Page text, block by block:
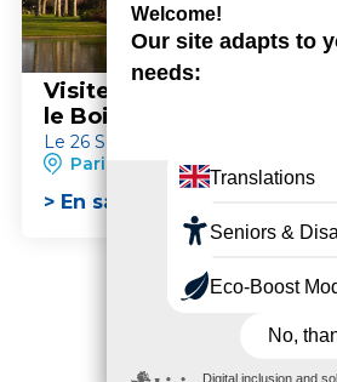
Visite guidée :
le Bois jusqu'à la Porte
Le 26 September
Paris 12ème
> En savoir plus